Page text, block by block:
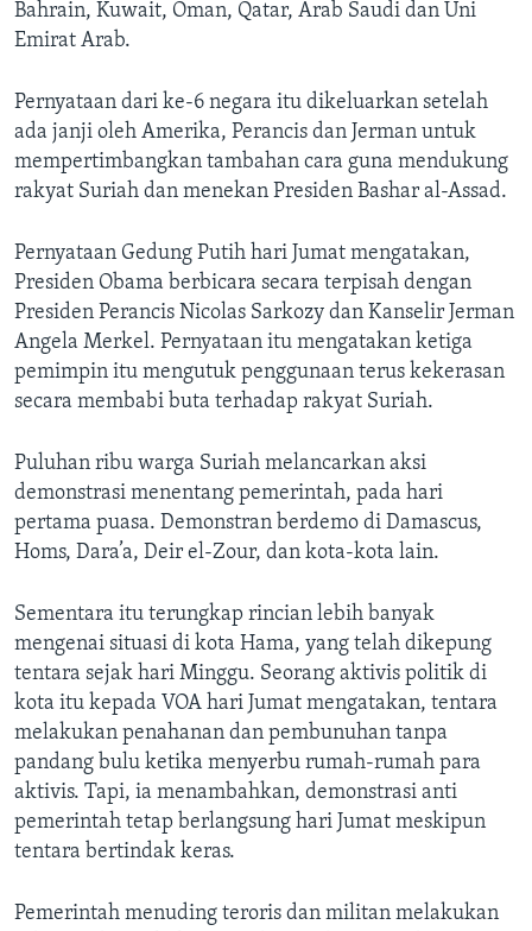
Bahrain, Kuwait, Oman, Qatar, Arab Saudi dan Uni
Emirat Arab.
Pernyataan dari ke-6 negara itu dikeluarkan setelah
ada janji oleh Amerika, Perancis dan Jerman untuk
mempertimbangkan tambahan cara guna mendukung
rakyat Suriah dan menekan Presiden Bashar al-Assad.
Pernyataan Gedung Putih hari Jumat mengatakan,
Presiden Obama berbicara secara terpisah dengan
Presiden Perancis Nicolas Sarkozy dan Kanselir Jerman
Angela Merkel. Pernyataan itu mengatakan ketiga
pemimpin itu mengutuk penggunaan terus kekerasan
secara membabi buta terhadap rakyat Suriah.
Puluhan ribu warga Suriah melancarkan aksi
demonstrasi menentang pemerintah, pada hari
pertama puasa. Demonstran berdemo di Damascus,
Homs, Dara’a, Deir el-Zour, dan kota-kota lain.
Sementara itu terungkap rincian lebih banyak
mengenai situasi di kota Hama, yang telah dikepung
tentara sejak hari Minggu. Seorang aktivis politik di
kota itu kepada VOA hari Jumat mengatakan, tentara
melakukan penahanan dan pembunuhan tanpa
pandang bulu ketika menyerbu rumah-rumah para
aktivis. Tapi, ia menambahkan, demonstrasi anti
pemerintah tetap berlangsung hari Jumat meskipun
tentara bertindak keras.
Pemerintah menuding teroris dan militan melakukan